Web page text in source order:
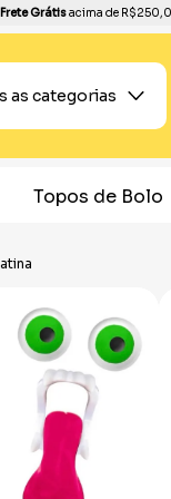
Frete Grátisacima de
as categorias
Topos de Bolo